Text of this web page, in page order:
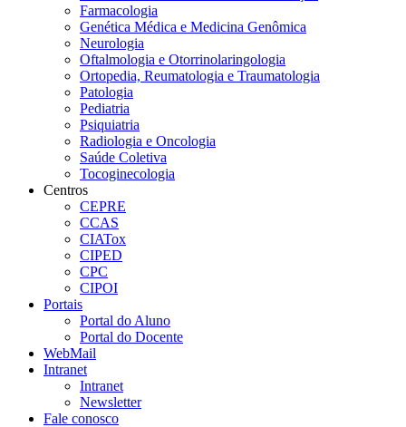
Farmacologia
Genética Médica e Medicina Genômica
Neurologia
Oftalmologia e Otorrinolaringologia
Ortopedia, Reumatologia e Traumatologia
Patologia
Pediatria
Psiquiatria
Radiologia e Oncologia
Saúde Coletiva
Tocoginecologia
Centros
CEPRE
CCAS
CIATox
CIPED
CPC
CIPOI
Portais
Portal do Aluno
Portal do Docente
WebMail
Intranet
Intranet
Newsletter
Fale conosco